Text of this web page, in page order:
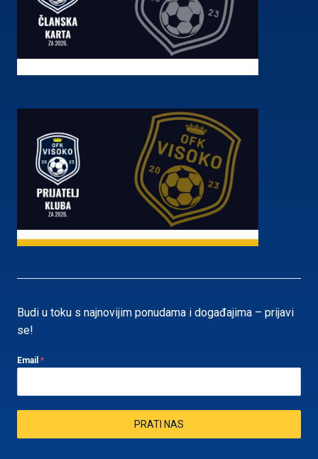
Budi u toku s najnovijim ponudama i događajima – prijavi
se!
Email *
PRATI NAS